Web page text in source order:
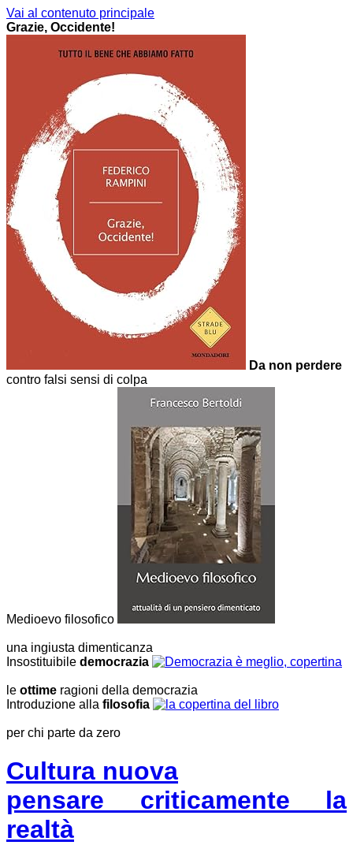
Vai al contenuto principale
Grazie, Occidente!
Da non perdere
contro falsi sensi di colpa
Medioevo filosofico
una ingiusta dimenticanza
Insostituibile democrazia
le ottime ragioni della democrazia
Introduzione alla filosofia
per chi parte da zero
Cultura nuova
pensare criticamente la
realtà